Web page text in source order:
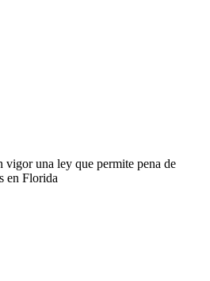
vigor una ley que permite pena de
en Florida